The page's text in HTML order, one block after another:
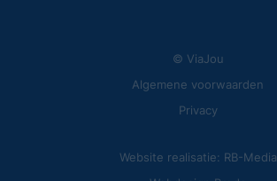
© ViaJou
Algemene voorwaarden
Privacy
Website realisatie: RB-Media